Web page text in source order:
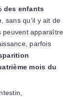
des enfants
, sans qu’il y ait de
peuvent apparaître
parfois
mois du